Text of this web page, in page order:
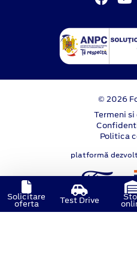
© 2026
Termeni
Politica
platformă
Solicitare
oferta Test Drive